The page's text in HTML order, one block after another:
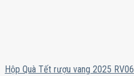
Hộp Quà Tết rượu vang 2025 RV06